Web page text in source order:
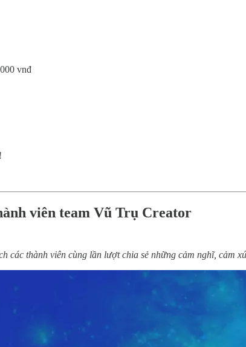
vnđ
viên team Vũ Trụ Creator
các thành viên cùng lần lượt chia sẻ những cảm nghĩ, cảm